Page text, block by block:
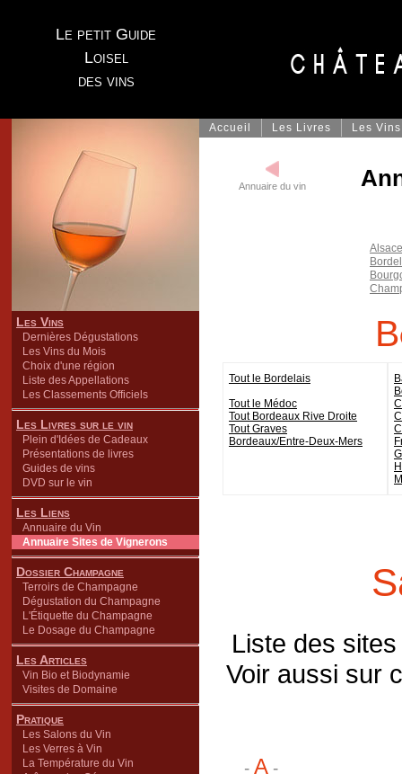
Le petit Guide
Loisel
des vins
Les Vins
Dernières Dégustations
Les Vins du Mois
Choix d'une région
Liste des Appellations
Les Classements Officiels
Les Livres sur le vin
Plein d'Idées de Cadeaux
Présentations de livres
Guides de vins
DVD sur le vin
Les Liens
Annuaire du Vin
Annuaire Sites de Vignerons
Dossier Champagne
Terroirs de Champagne
Dégustation du Champagne
L'Étiquette du Champagne
Le Dosage du Champagne
Les Articles
Vin Bio et Biodynamie
Visites de Domaine
Pratique
Les Salons du Vin
Les Verres à Vin
La Température du Vin
Accueil Les Livres Les Vins
Annuaire du vin
Alsace
Tout le Bordelais
Tout le Médoc
Tout Bordeaux Rive Droite
Tout Graves
Bordeaux/Entre-Deux-Mers
Liste des
Voir aussi sur
- A -